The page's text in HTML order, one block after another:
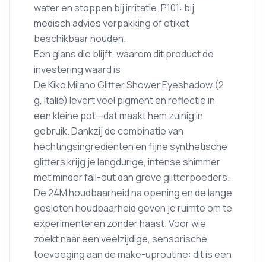
water en stoppen bij irritatie. P101: bij
medisch advies verpakking of etiket
beschikbaar houden.
Een glans die blijft: waarom dit product de
investering waard is
De Kiko Milano Glitter Shower Eyeshadow (2
g, Italië) levert veel pigment en reflectie in
een kleine pot—dat maakt hem zuinig in
gebruik. Dankzij de combinatie van
hechtingsingrediënten en fijne synthetische
glitters krijg je langdurige, intense shimmer
met minder fall-out dan grove glitterpoeders.
De 24M houdbaarheid na opening en de lange
gesloten houdbaarheid geven je ruimte om te
experimenteren zonder haast. Voor wie
zoekt naar een veelzijdige, sensorische
toevoeging aan de make-uproutine: dit is een